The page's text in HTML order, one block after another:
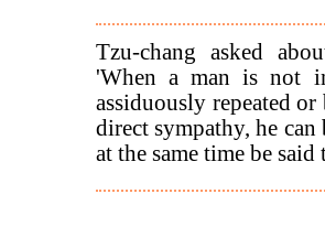
Tzu-chang asked
'When a man is not
assiduously repeated
direct sympathy, he can
at the same time be